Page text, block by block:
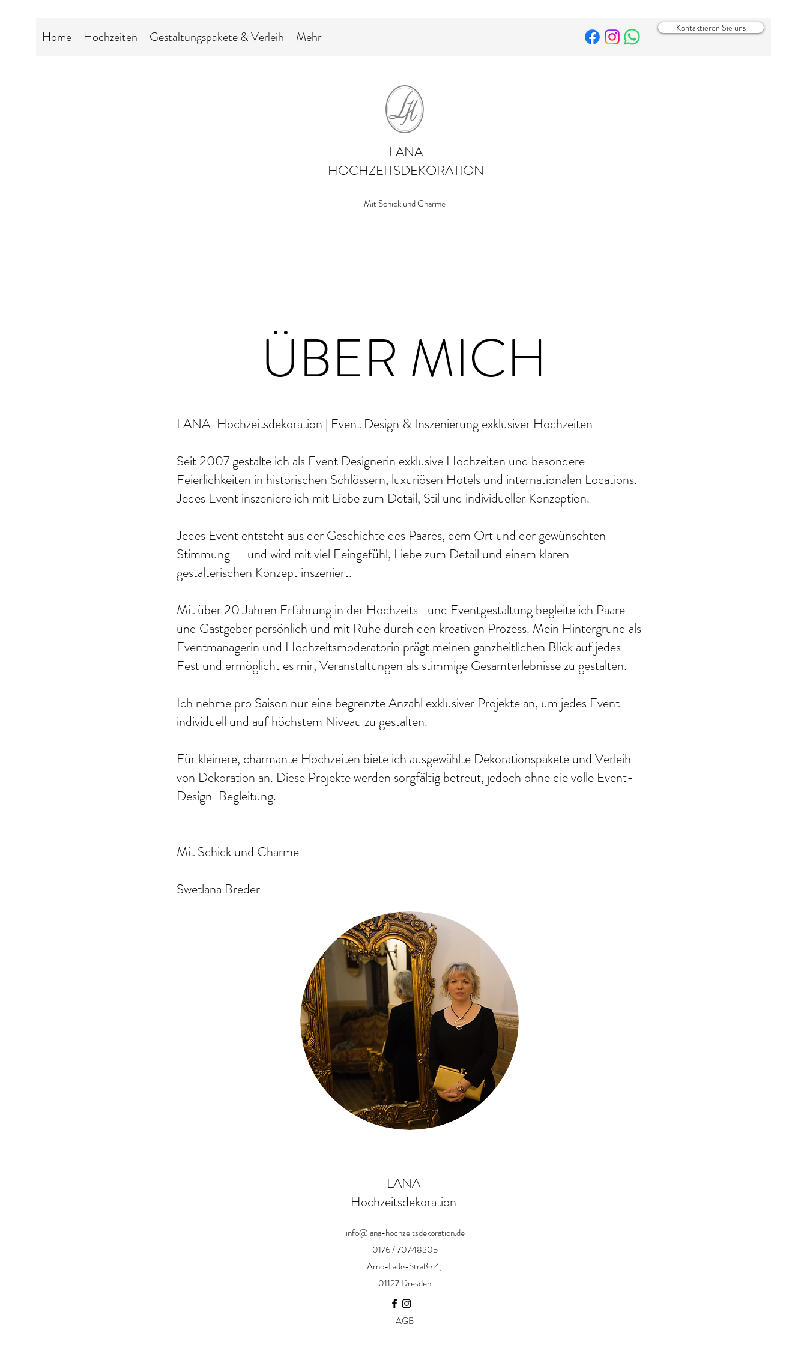
Home Hochzeiten Gestaltungspakete & Verleih Mehr
Kontaktieren Sie uns
LANA
HOCHZEITSDEKORATION
Mit Schick und Charme
ÜBER MICH
LANA-Hochzeitsdekoration | Event Design & Inszenierung exklusiver Hochzeiten
Seit 2007 gestalte ich als Event Designerin exklusive Hochzeiten und besondere
Feierlichkeiten in historischen Schlössern, luxuriösen Hotels und internationalen Locations.
Jedes Event inszeniere ich mit Liebe zum Detail, Stil und individueller Konzeption.
Jedes Event entsteht aus der Geschichte des Paares, dem Ort und der gewünschten
Stimmung — und wird mit viel Feingefühl, Liebe zum Detail und einem klaren
gestalterischen Konzept inszeniert.
Mit über 20 Jahren Erfahrung in der Hochzeits- und Eventgestaltung begleite ich Paare
und Gastgeber persönlich und mit Ruhe durch den kreativen Prozess. Mein Hintergrund als
Eventmanagerin und Hochzeitsmoderatorin prägt meinen ganzheitlichen Blick auf jedes
Fest und ermöglicht es mir, Veranstaltungen als stimmige Gesamterlebnisse zu gestalten.
Ich nehme pro Saison nur eine begrenzte Anzahl exklusiver Projekte an, um jedes Event
individuell und auf höchstem Niveau zu gestalten.
Für kleinere, charmante Hochzeiten biete ich ausgewählte Dekorationspakete und Verleih
von Dekoration an. Diese Projekte werden sorgfältig betreut, jedoch ohne die volle Event-
Design-Begleitung.
Mit Schick und Charme
Swetlana Breder
LANA
Hochzeitsdekoration
Arno-Lade-Straße 4,
01127 Dresden
info@lana-hochzeitsdekoration.de
0176 / 70748305
AGB